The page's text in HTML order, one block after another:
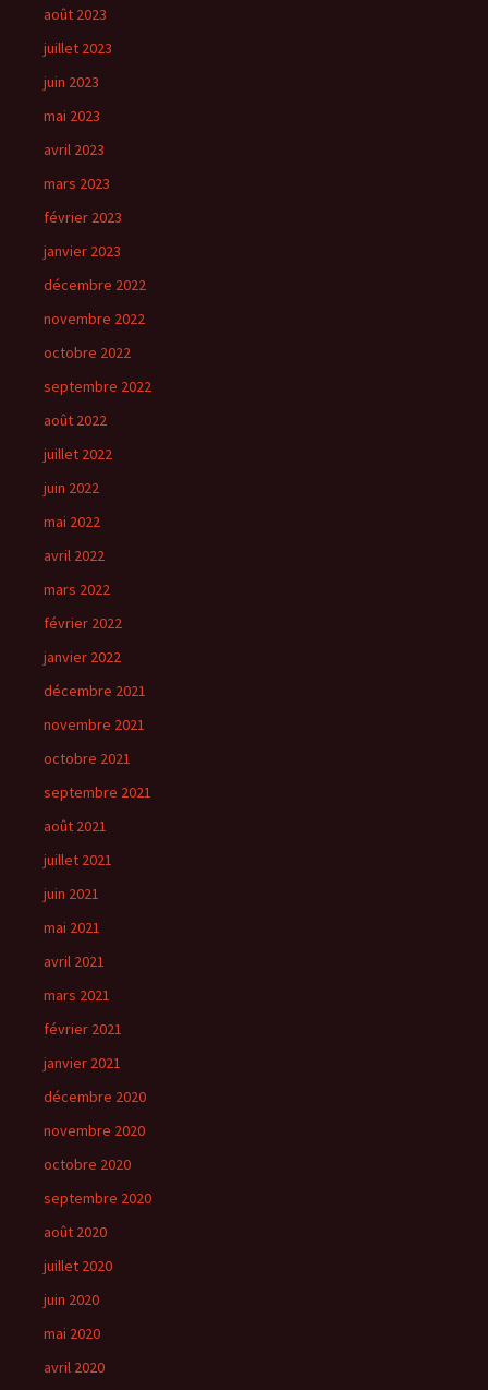
août 2023
juillet 2023
juin 2023
mai 2023
avril 2023
mars 2023
février 2023
janvier 2023
décembre 2022
novembre 2022
octobre 2022
septembre 2022
août 2022
juillet 2022
juin 2022
mai 2022
avril 2022
mars 2022
février 2022
janvier 2022
décembre 2021
novembre 2021
octobre 2021
septembre 2021
août 2021
juillet 2021
juin 2021
mai 2021
avril 2021
mars 2021
février 2021
janvier 2021
décembre 2020
novembre 2020
octobre 2020
septembre 2020
août 2020
juillet 2020
juin 2020
mai 2020
avril 2020